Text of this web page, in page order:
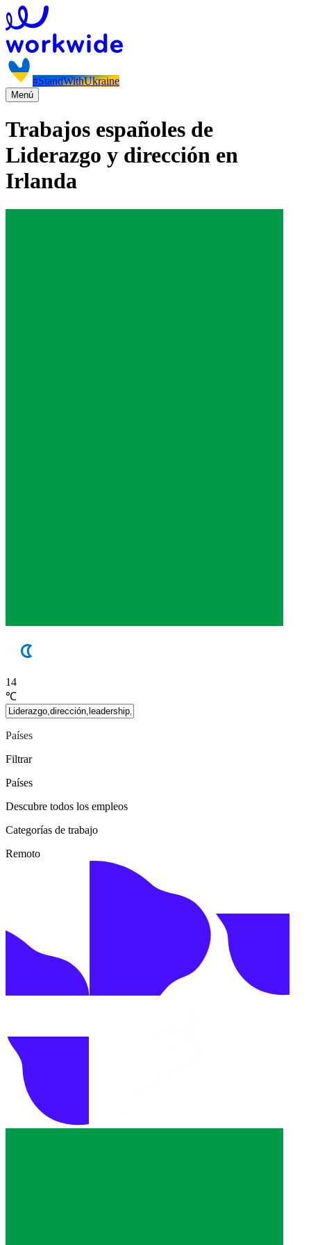
#StandWithUkraine
Menú
Trabajos españoles de
Liderazgo y dirección en
Irlanda
14
℃
Países
Filtrar
Países
Descubre todos los empleos
Categorías de trabajo
Remoto